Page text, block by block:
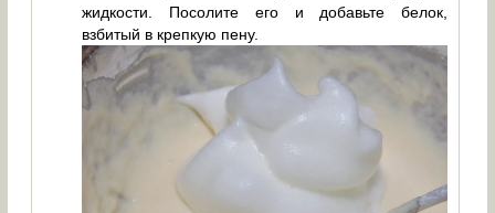
жидкости. Посолите его и добавьте белок,
взбитый в крепкую пену.